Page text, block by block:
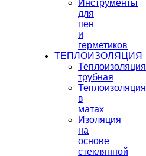
Инструменты
для
пен
и
герметиков
ТЕПЛОИЗОЛЯЦИЯ
Теплоизоляция
трубная
Теплоизоляция
в
матах
Изоляция
на
основе
стеклянной